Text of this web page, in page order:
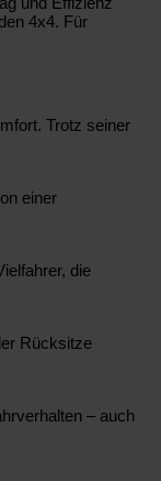
4x4. Für
Trotz seiner
einer
die
Rücksitze
– auch